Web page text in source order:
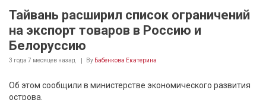
Тайвань расширил список ограничений
на экспорт товаров в Россию и
Белоруссию
3 года 7 месяцев назад By Бабенкова Екатерина
Об этом сообщили в министерстве экономического развития
острова.